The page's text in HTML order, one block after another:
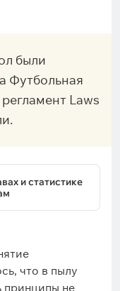
были
Футбольная
Laws
и статистике
что в пылу
принципы не